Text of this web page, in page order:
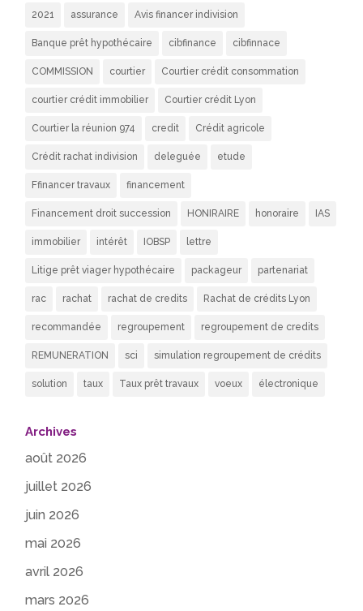
2021 assurance Avis financer indivision
Banque prêt hypothécaire cibfinance cibfinnace
COMMISSION courtier Courtier crédit consommation
courtier crédit immobilier Courtier crédit Lyon
Courtier la réunion 974 credit Crédit agricole
Crédit rachat indivision deleguée etude
Ffinancer travaux financement
Financement droit succession HONIRAIRE honoraire IAS
immobilier intérêt IOBSP lettre
Litige prêt viager hypothécaire packageur partenariat
rac rachat rachat de credits Rachat de crédits Lyon
recommandée regroupement regroupement de credits
REMUNERATION sci simulation regroupement de crédits
solution taux Taux prêt travaux voeux électronique
Archives
août 2026
juillet 2026
juin 2026
mai 2026
avril 2026
mars 2026